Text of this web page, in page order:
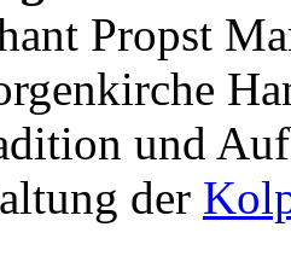
Propst
und
der